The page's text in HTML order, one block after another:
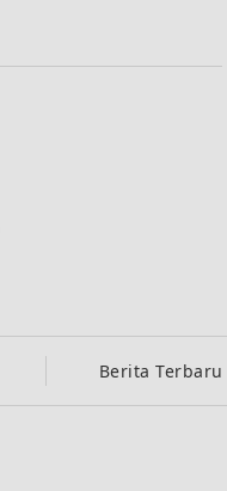
Berita Terbaru